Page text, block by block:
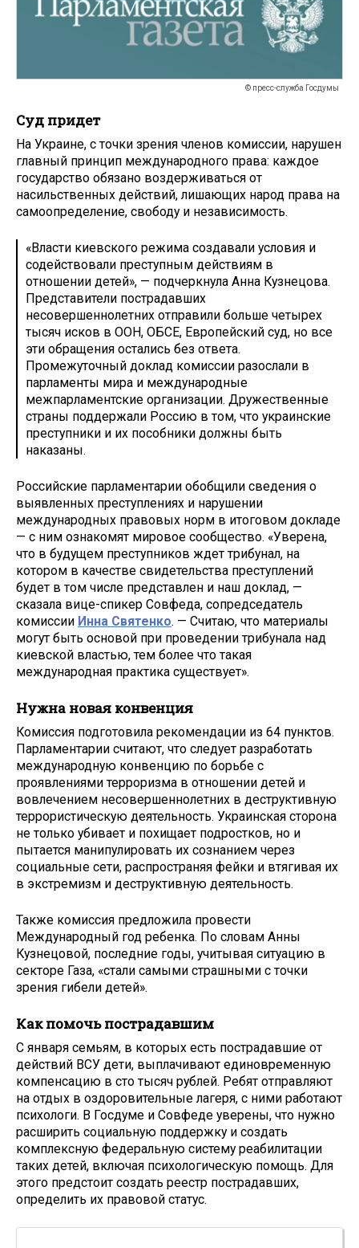
© пресс-служба Госдумы
Суд придет
На Украине, с точки зрения членов комиссии, нарушен
главный принцип международного права: каждое
государство обязано воздерживаться от
насильственных действий, лишающих народ права на
самоопределение, свободу и независимость.
«Власти киевского режима создавали условия и
содействовали преступным действиям в
отношении детей», — подчеркнула Анна Кузнецова.
Представители пострадавших
несовершеннолетних отправили больше четырех
тысяч исков в ООН, ОБСЕ, Европейский суд, но все
эти обращения остались без ответа.
Промежуточный доклад комиссии разослали в
парламенты мира и международные
межпарламентские организации. Дружественные
страны поддержали Россию в том, что украинские
преступники и их пособники должны быть
наказаны.
Российские парламентарии обобщили сведения о
выявленных преступлениях и нарушении
международных правовых норм в итоговом докладе
— с ним ознакомят мировое сообщество. «Уверена,
что в будущем преступников ждет трибунал, на
котором в качестве свидетельства преступлений
будет в том числе представлен и наш доклад, —
сказала вице-спикер Совфеда, сопредседатель
комиссии Инна Святенко. — Считаю, что материалы
могут быть основой при проведении трибунала над
киевской властью, тем более что такая
международная практика существует».
Нужна новая конвенция
Комиссия подготовила рекомендации из 64 пунктов.
Парламентарии считают, что следует разработать
международную конвенцию по борьбе с
проявлениями терроризма в отношении детей и
вовлечением несовершеннолетних в деструктивную
террористическую деятельность. Украинская сторона
не только убивает и похищает подростков, но и
пытается манипулировать их сознанием через
социальные сети, распространяя фейки и втягивая их
в экстремизм и деструктивную деятельность.
Также комиссия предложила провести
Международный год ребенка. По словам Анны
Кузнецовой, последние годы, учитывая ситуацию в
секторе Газа, «стали самыми страшными с точки
зрения гибели детей».
Как помочь пострадавшим
С января семьям, в которых есть пострадавшие от
действий ВСУ дети, выплачивают единовременную
компенсацию в сто тысяч рублей. Ребят отправляют
на отдых в оздоровительные лагеря, с ними работают
психологи. В Госдуме и Совфеде уверены, что нужно
расширить социальную поддержку и создать
комплексную федеральную систему реабилитации
таких детей, включая психологическую помощь. Для
этого предстоит создать реестр пострадавших,
определить их правовой статус.